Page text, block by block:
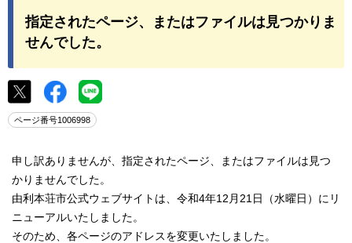
指定されたページ、またはファイルは見つかりま
せんでした。
ページ番号1006998
申し訳ありませんが、指定されたページ、またはファイルは見つ
かりませんでした。
由利本荘市公式ウェブサイトは、令和4年12月21日（水曜日）にリ
ニューアルいたしました。
そのため、各ページのアドレスを変更いたしました。